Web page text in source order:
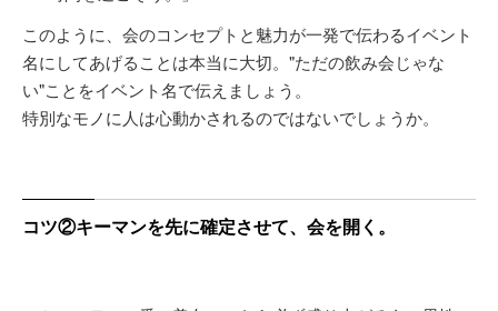
このように、会のコンセプトと魅力が一発で伝わるイベント
名にしてあげることは本当に大切。"ただの飲み会じゃな
い"ことをイベント名で伝えましょう。
特別なモノに人は心動かされるのではないでしょうか。
コツ②キーマンを先に確定させて、会を開く。